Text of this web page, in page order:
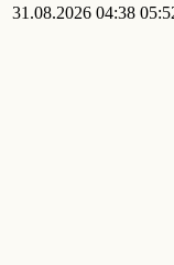
31.08.2026 04:38